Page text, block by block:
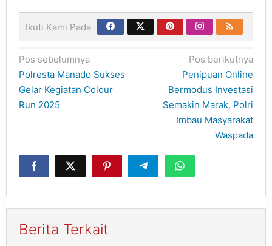
Ikuti Kami Pada
Navigasi
pos
Pos sebelumnya
Polresta Manado Sukses
Gelar Kegiatan Colour
Run 2025
Pos berikutnya
Penipuan Online
Bermodus Investasi
Semakin Marak, Polri
Imbau Masyarakat
Waspada
Berita Terkait